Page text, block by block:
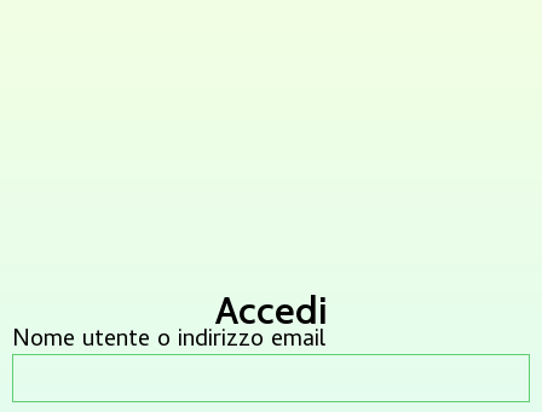
Accedi
Nome utente o indirizzo email